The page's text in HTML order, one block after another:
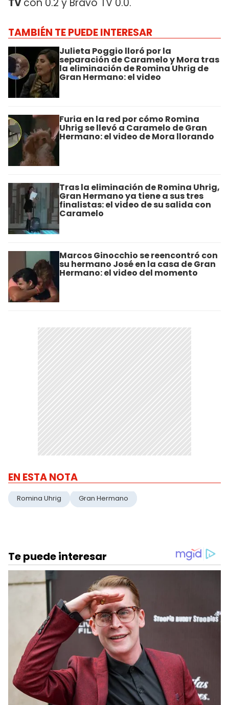
TAMBIÉN TE PUEDE INTERESAR
Julieta Poggio lloró por la
separación de Caramelo y Mora tras
la eliminación de Romina Uhrig de
Gran Hermano: el video
Furia en la red por cómo Romina
Uhrig se llevó a Caramelo de Gran
Hermano: el video de Mora llorando
Tras la eliminación de Romina Uhrig,
Gran Hermano ya tiene a sus tres
finalistas: el video de su salida con
Caramelo
Marcos Ginocchio se reencontró con
su hermano José en la casa de Gran
Hermano: el video del momento
EN ESTA NOTA
Romina Uhrig Gran Hermano